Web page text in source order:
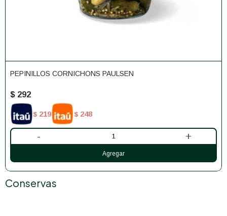
PEPINILLOS CORNICHONS PAULSEN
$ 292
$ 219 $ 248
- +
Conservas